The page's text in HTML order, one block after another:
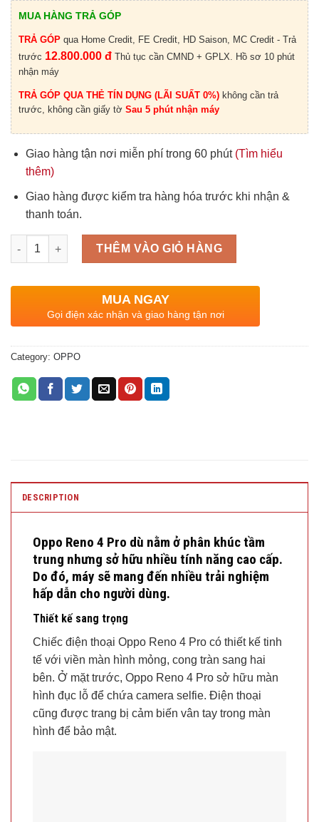
MUA HÀNG TRẢ GÓP
TRẢ GÓP qua Home Credit, FE Credit, HD Saison, MC Credit - Trả
trước 12.800.000 đ Thủ tục cần CMND + GPLX. Hồ sơ 10 phút
nhận máy
TRẢ GÓP QUA THẺ TÍN DỤNG (LÃI SUẤT 0%) không cần trả
trước, không cần giấy tờ Sau 5 phút nhận máy
Giao hàng tận nơi miễn phí trong 60 phút (Tìm hiểu
thêm)
Giao hàng được kiểm tra hàng hóa trước khi nhận &
thanh toán.
Quantity
THÊM VÀO GIỎ HÀNG
MUA NGAY
Gọi điện xác nhận và giao hàng tận nơi
Category: OPPO
DESCRIPTION
Oppo Reno 4 Pro dù nằm ở phân khúc tầm
trung nhưng sở hữu nhiều tính năng cao cấp.
Do đó, máy sẽ mang đến nhiều trải nghiệm
hấp dẫn cho người dùng.
Thiết kế sang trọng
Chiếc điện thoại Oppo Reno 4 Pro có thiết kế tinh
tế với viền màn hình mỏng, cong tràn sang hai
bên. Ở mặt trước, Oppo Reno 4 Pro sở hữu màn
hình đục lỗ để chứa camera selfie. Điện thoại
cũng được trang bị cảm biến vân tay trong màn
hình để bảo mật.